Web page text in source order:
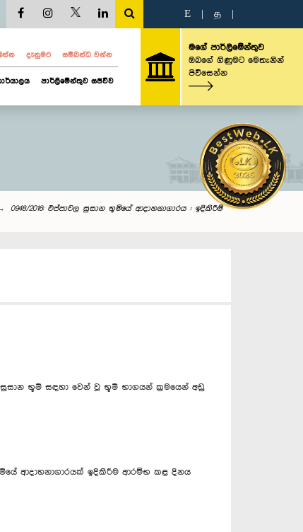
E த
දැනුමට සම්බන්ධ වන්න
පාර්ලිමේන්තුව සජීවීව
මගේ පාර්ලිමේන්තුව
ඔබගේ ගිණුමට මෙතැනින්
පිවිසෙන්න
0948/2016: එප්පාවල සුසාන භූමියේ ආදාහනාගාරය : ඉදිකිරීම්
භූමි සඳහා වෙන් වූ භූමි භාගයන් ක්‍රමයෙන් අඩු
ආදාහනාගාරයක් ඉදිකිරීම ආරම්භ කළ දිනය